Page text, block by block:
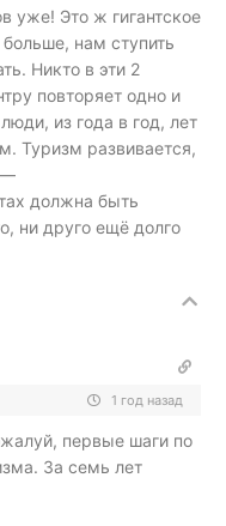
уже! Это ж гигантское
нам ступить
Никто в эти 2
повторяет одно и
из года в год, лет
Туризм развивается,
—
должна быть
ни друго ещё долго
1 год назад
первые шаги по
За семь лет